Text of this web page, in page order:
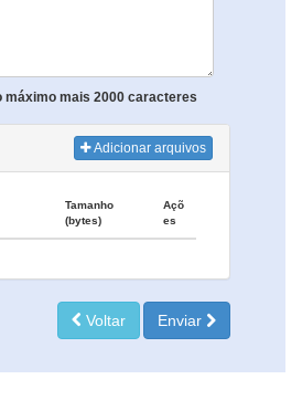
máximo mais 2000 caracteres
Adicionar arquivos
Tamanho
(bytes)
Açõ
es
Voltar Enviar